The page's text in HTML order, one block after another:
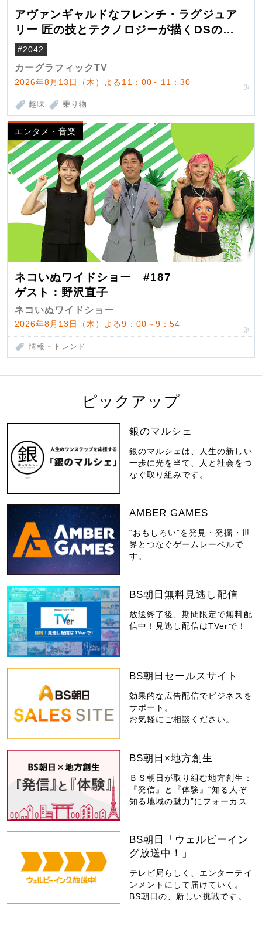
アヴァンギャルドなフレンチ・ラグジュア
リー 匠の技とテクノロジーが描くDSの世
界観
#2042
カーグラフィックTV
2026年8月13日（木）よる11：00～11：30
趣味 乗り物
エンタメ・音楽
ネコいぬワイドショー #187
ゲスト：野沢直子
ネコいぬワイドショー
2026年8月13日（木）よる9：00～9：54
情報・トレンド
ピックアップ
銀のマルシェ
銀のマルシェは、人生の新しい
一歩に光を当て、人と社会をつ
なぐ取り組みです。
AMBER GAMES
“おもしろい”を発見・発掘・世
界とつなぐゲームレーベルで
す。
BS朝日無料見逃し配信
放送終了後、期間限定で無料配
信中！見逃し配信はTVerで！
BS朝日セールスサイト
効果的な広告配信でビジネスを
サポート。
お気軽にご相談ください。
BS朝日×地方創生
ＢＳ朝日が取り組む地方創生：
『発信』と『体験』“知る人ぞ
知る地域の魅力”にフォーカス
BS朝日「ウェルビーイン
グ放送中！」
テレビ局らしく、エンターテイ
ンメントにして届けていく。
BS朝日の、新しい挑戦です。